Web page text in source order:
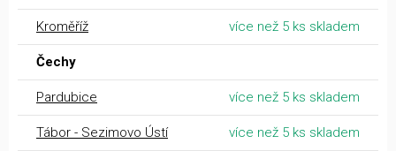
Kroměříž více než 5 ks skladem
Čechy
Pardubice více než 5 ks skladem
Tábor - Sezimovo Ústí více než 5 ks skladem